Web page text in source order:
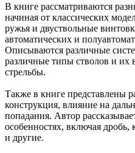
В книге рассматриваются
начиная от классических
ружья и двуствольные
автоматических и
Описываются различные
различные типы стволов и их
стрельбы.
Также в книге представлены
конструкция, влияние на
попадания. Автор
особенностях, включая
и другие.